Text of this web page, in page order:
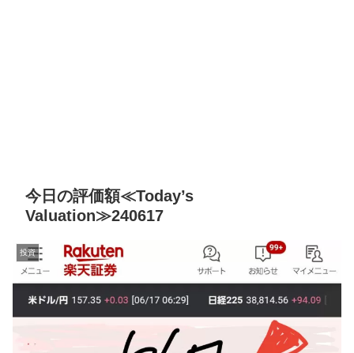
今日の評価額≪Today’s
Valuation≫240617
投資